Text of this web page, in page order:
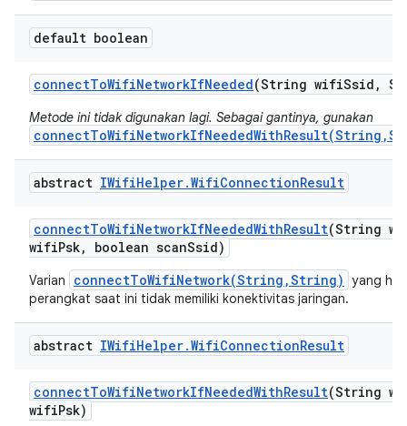
default boolean
connectToWifiNetworkIfNeeded(String wifiSsid ,
Metode ini tidak digunakan lagi. Sebagai gantinya, gunakan
abstract IWifiHelper.WifiConnectionResult
connectToWifiNetworkIfNeededWithResult(String
wifiPsk, boolean scanSsid)
Varian connectToWifiNetwork(String,String) yang
perangkat saat ini tidak memiliki konektivitas jaringan.
abstract IWifiHelper.WifiConnectionResult
connectToWifiNetworkIfNeededWithResult(String
wifiPsk)